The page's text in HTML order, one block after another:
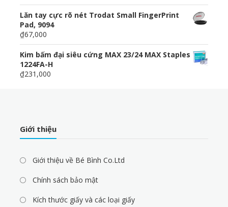
Lăn tay cực rõ nét Trodat Small FingerPrint
Pad, 9094
₫67,000
Kim bấm đại siêu cứng MAX 23/24 MAX Staples
1224FA-H
₫231,000
Giới thiệu
Giới thiệu về Bé Bình Co.Ltd
Chính sách bảo mật
Kích thước giấy và các loại giấy